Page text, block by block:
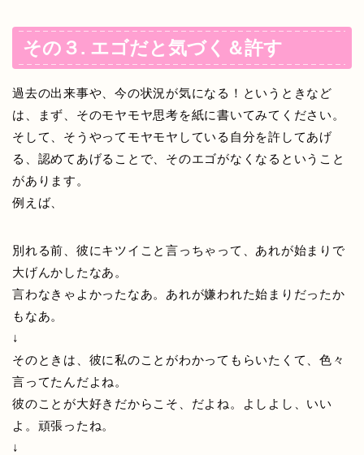
その３. エゴだと気づく＆許す
過去の出来事や、今の状況が気になる！というときなど
は、まず、そのモヤモヤ思考を紙に書いてみてください。
そして、そうやってモヤモヤしている自分を許してあげ
る、認めてあげることで、そのエゴがなくなるということ
があります。
例えば、
別れる前、彼にキツイこと言っちゃって、あれが始まりで
大げんかしたなあ。
言わなきゃよかったなあ。あれが嫌われた始まりだったか
もなあ。
↓
そのときは、彼に私のことがわかってもらいたくて、色々
言ってたんだよね。
彼のことが大好きだからこそ、だよね。よしよし、いい
よ。頑張ったね。
↓